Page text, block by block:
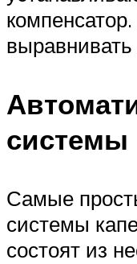
системы
Самые
системы
состоят из